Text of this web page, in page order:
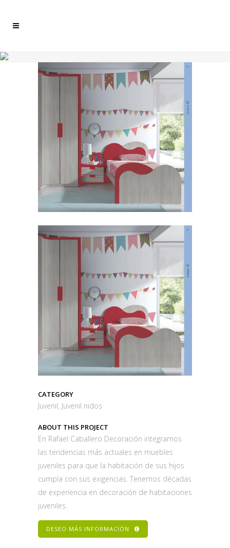
CATEGORY
Juvenil, Juvenil nidos
ABOUT THIS PROJECT
En Rafael Caballero Decoración integramos
las tendencias más actuales en muebles
juveniles para que la habitación de sus hijos
cumpla con sus exigencias. Tenemos décadas
de experiencia en decoración de habitaciones
juveniles.
DESEO MÁS INFORMACIÓN